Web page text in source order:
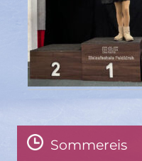
Sommereis